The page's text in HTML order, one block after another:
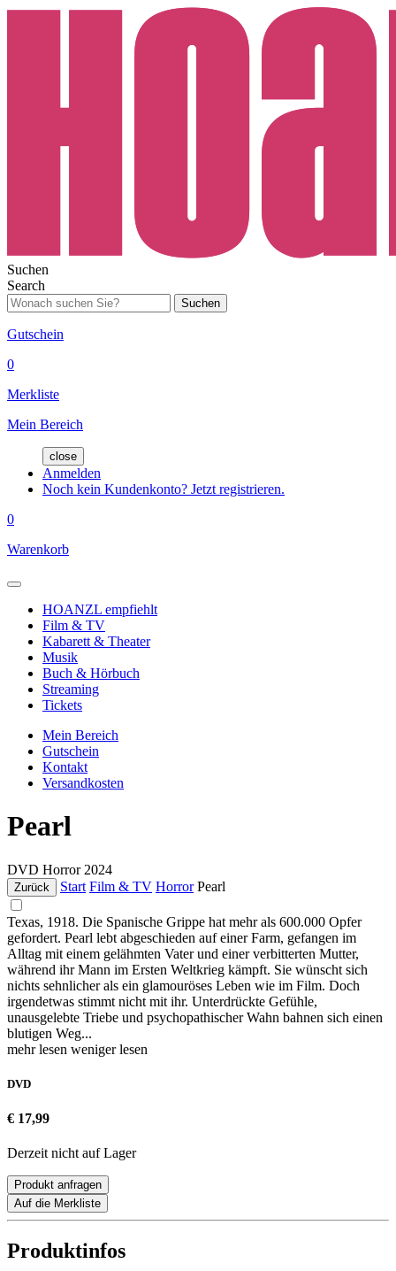
Suchen
Search
Suchen
Gutschein
0
Merkliste
Mein Bereich
close
Anmelden
Noch kein Kundenkonto? Jetzt registrieren.
0
Warenkorb
HOANZL empfiehlt
Film & TV
Kabarett & Theater
Musik
Buch & Hörbuch
Streaming
Tickets
Mein Bereich
Gutschein
Kontakt
Versandkosten
Pearl
DVD Horror 2024
Zurück Start Film & TV Horror Pearl
Texas, 1918. Die Spanische Grippe hat mehr als 600.000 Opfer
gefordert. Pearl lebt abgeschieden auf einer Farm, gefangen im
Alltag mit einem gelähmten Vater und einer verbitterten Mutter,
während ihr Mann im Ersten Weltkrieg kämpft. Sie wünscht sich
nichts sehnlicher als ein glamouröses Leben wie im Film. Doch
irgendetwas stimmt nicht mit ihr. Unterdrückte Gefühle,
unausgelebte Triebe und psychopathischer Wahn bahnen sich einen
blutigen Weg...
mehr lesen weniger lesen
DVD
€ 17,99
Derzeit nicht auf Lager
Produkt anfragen
Auf die Merkliste
Produktinfos